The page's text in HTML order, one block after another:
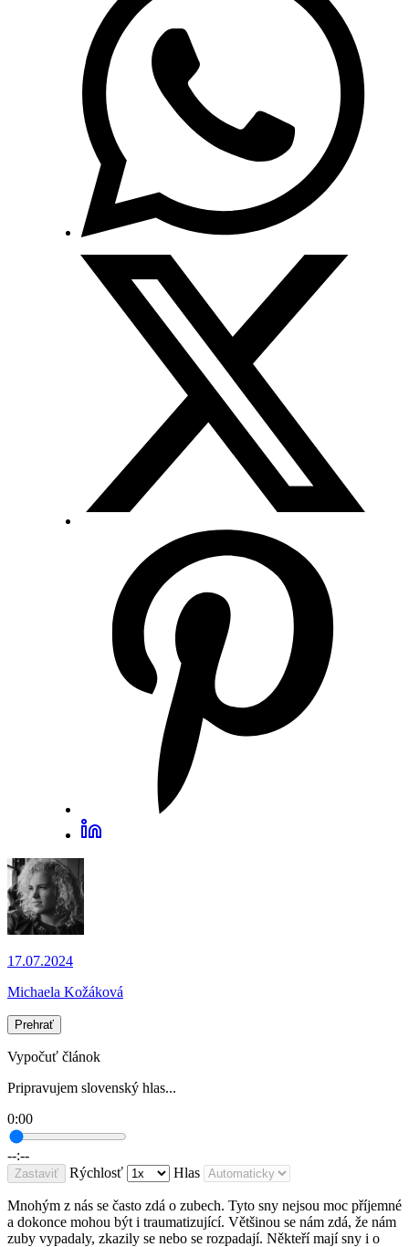
17.07.2024
Michaela Kožáková
Prehrať
Vypočuť článok
Pripravujem slovenský hlas...
0:00
--:--
Zastaviť Rýchlosť Hlas
Mnohým z nás se často zdá o zubech. Tyto sny nejsou moc příjemné
a dokonce mohou být i traumatizující. Většinou se nám zdá, že nám
zuby vypadaly, zkazily se nebo se rozpadají. Někteří mají sny i o